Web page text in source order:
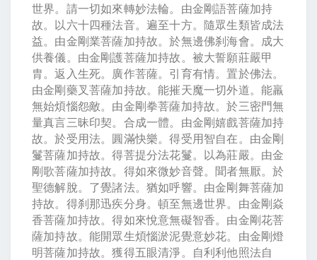
世界。請一切如來轉妙法輪。由金剛語菩薩加持
故。以六十四種法音。遍至十方。隨眾生類皆成法
益。由金剛業菩薩加持故。於無邊佛刹海會。成大
供養儀。由金剛護菩薩加持故。被大誓願莊嚴甲
胄。返入生死。廣作菩薩。引育有情。置於佛法。
由金剛藥叉菩薩加持故。能摧天魔一切外道。能羸
無始煩惱怨敵。由金剛拳菩薩加持故。於三密門無
量真言三昧印契。合成一體。由金剛嬉戲菩薩加持
故。於受用法。圓滿快樂。得受用智自在。由金剛
鬘菩薩加持故。得菩提分法花鬘。以為莊嚴。由金
剛歌菩薩加持故。得如來微妙音聲。聞者無厭。於
聖德解脫。了覺諸法。猶如呼響。由金剛舞菩薩加
持故。得刹那迅疾分身。頓至無邊世界。由金剛焱
香菩薩加持故。得如來悅意無礙智香。由金剛花菩
薩加持故。能開眾生煩惱淤泥覺意妙花。由金剛燈
明菩薩加持故。獲得五眼清淨。自利利他照法自